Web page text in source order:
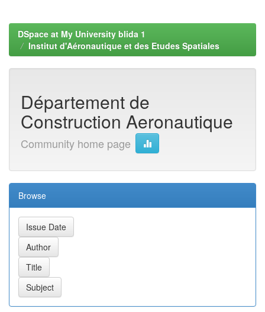
DSpace at My University blida 1
Institut d'Aéronautique et des Etudes Spatiales
Département de
Construction Aeronautique
Community home page
Browse